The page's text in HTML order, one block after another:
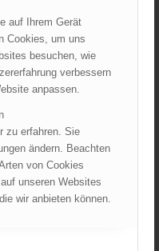
auf Ihrem Gerät
Cookies, um uns
besuchen, wie
verbessern
anpassen.
zu erfahren. Sie
ändern. Beachten
von Cookies
unseren Websites
wir anbieten können.